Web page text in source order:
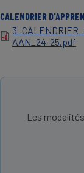
CALENDRIER
AAN_24-25.pdf
Les